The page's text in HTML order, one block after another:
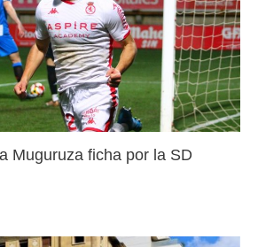
Muguruza ficha por la SD